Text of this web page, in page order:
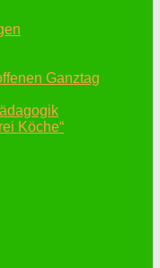
Ganztag
Köche“